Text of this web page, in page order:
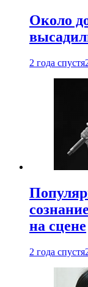
Около
2 года спустя
на сцене
2 года спустя